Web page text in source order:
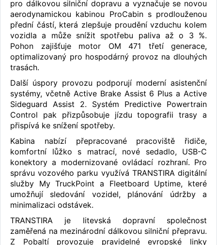
pro dálkovou silniční dopravu a vyznačuje se novou
aerodynamickou kabinou ProCabin s prodlouženou
přední částí, která zlepšuje proudění vzduchu kolem
vozidla a může snížit spotřebu paliva až o 3 %.
Pohon zajišťuje motor OM 471 třetí generace,
optimalizovaný pro hospodárný provoz na dlouhých
trasách.
Další úspory provozu podporují moderní asistenční
systémy, včetně Active Brake Assist 6 Plus a Active
Sideguard Assist 2. Systém Predictive Powertrain
Control pak přizpůsobuje jízdu topografii trasy a
přispívá ke snížení spotřeby.
Kabina nabízí přepracované pracoviště řidiče,
komfortní lůžko s matrací, nové sedadlo, USB-C
konektory a modernizované ovládací rozhraní. Pro
správu vozového parku využívá TRANSTIRA digitální
služby My TruckPoint a Fleetboard Uptime, které
umožňují sledování vozidel, plánování údržby a
minimalizaci odstávek.
TRANSTIRA je litevská dopravní společnost
zaměřená na mezinárodní dálkovou silniční přepravu.
Z Pobaltí provozuje pravidelné evropské linky